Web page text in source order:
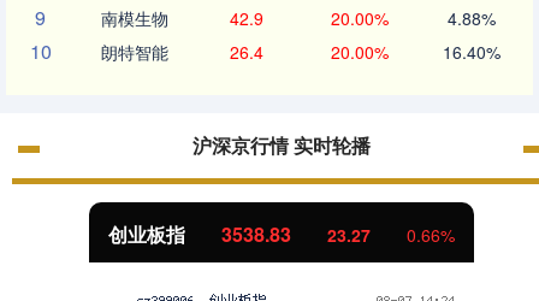
9 南模生物 42.9 20.00% 4.88%
10 朗特智能 26.4 20.00% 16.40%
沪深京行情 实时轮播
创业板指 3538.83 23.27 0.66%